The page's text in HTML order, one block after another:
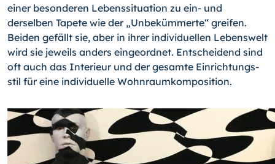
einer besonderen Lebenssituation zu ein- und
derselben Tapete wie der „Unbekümmerte“ greifen.
Beiden gefällt sie, aber in ihrer individuellen Lebenswelt
wird sie jeweils anders eingeordnet. Entscheidend sind
oft auch das Interieur und der gesamte Einrichtungs­
stil für eine individuelle Wohnraumkomposition.